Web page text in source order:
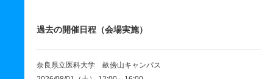
過去の開催日程（会場実施）
奈良県立医科大学 畝傍山キャンパス